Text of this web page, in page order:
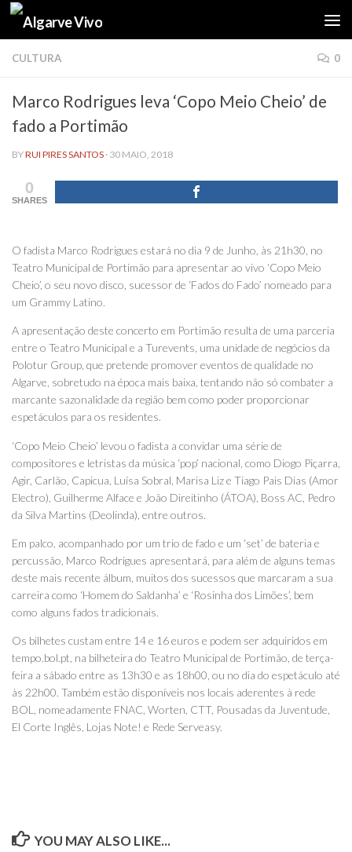
Skip to content
CULTURA 0
Marco Rodrigues leva ‘Copo Meio Cheio’ de
fado a Portimão
BYRUI PIRES SANTOS · 30 MAIO, 2018
0
SHARES
O fadista Marco Rodrigues estará no dia 9 de Junho, às 21h30, no
Teatro Municipal de Portimão para apresentar ao vivo ‘Copo Meio
Cheio’, o seu novo disco, sucessor de ‘Fados do Fado’ nomeado para
um Grammy Latino.
A apresentação deste concerto em Portimão resulta de uma parceria
entre o Teatro Municipal e a Turevents, uma unidade de negócios da
Polotur Group, que pretende promover eventos de qualidade no
Algarve, sobretudo na época mais baixa, tentando não só combater a
marcante sazonalidade da região bem como poder proporcionar
espetáculos para os residentes.
‘Copo Meio Cheio’ levou o fadista a convidar uma série de
compositores e letristas da música ‘pop’ nacional, como Diogo Piçarra,
Agir, Carlão, Capicua, Luísa Sobral, Marisa Liz e Tiago Pais Dias (Amor
Electro), Guilherme Alface e João Direitinho (ÁTOA), Boss AC, Pedro
da Silva Martins (Deolinda), entre outros.
Em palco, acompanhado por um trio de fado e um ‘set’ de bateria e
percussão, Marco Rodrigues apresentará, para além de alguns temas
deste mais recente álbum, muitos dos sucessos que marcaram a sua
carreira como ‘Homem do Saldanha’ e ‘Rosinha dos Limões’, bem
como alguns fados tradicionais.
Os bilhetes custam entre 14 e 16 euros e podem ser adquiridos em
tempo.bol.pt, na bilheteira do Teatro Municipal de Portimão, de terça-
feira a sábado entre as 13h30 e as 18h00, ou no dia do espetáculo até
às 22h00. Também estão disponíveis nos locais aderentes à rede
BOL, nomeadamente FNAC, Worten, CTT, Pousadas da Juventude,
El Corte Inglês, Lojas Note! e Rede Serveasy.
YOU MAY ALSO LIKE...